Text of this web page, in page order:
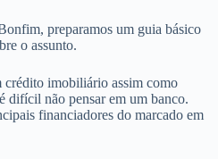
preparamos um guia básico
o assunto.
crédito imobiliário assim como
difícil não pensar em um banco.
financiadores do marcado em